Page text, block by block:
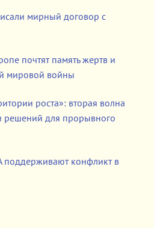
мирный договор с
почтят память жертв и
мировой войны
роста»: вторая волна
решений для прорывного
поддерживают конфликт в